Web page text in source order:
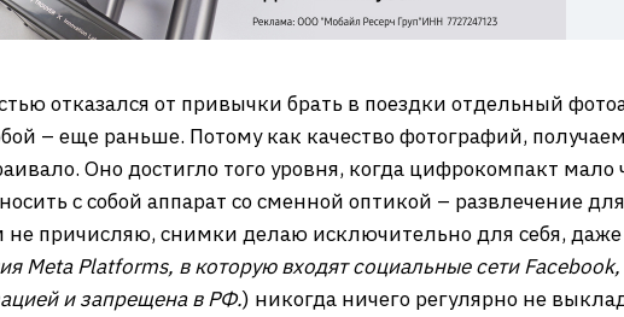
отказался от привычки брать в поездки отдельный
– еще раньше. Потому как качество фотографий,
Оно достигло того уровня, когда цифрокомпакт мало
с собой аппарат со сменной оптикой – развлечение
не причисляю, снимки делаю исключительно для себя,
Meta Platforms, в которую входят социальные сети
и запрещена в РФ.) никогда ничего регулярно не